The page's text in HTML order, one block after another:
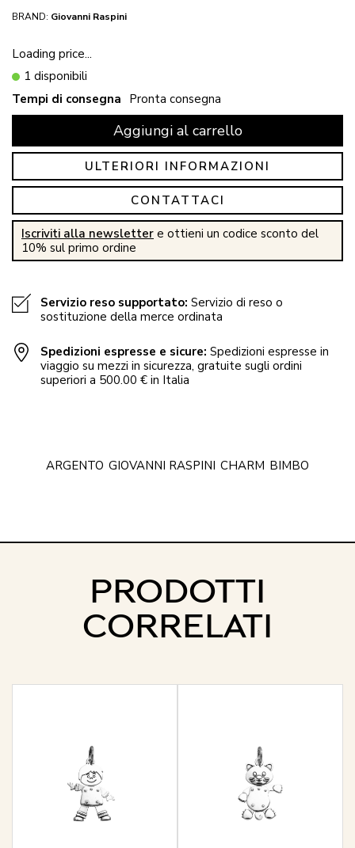
BRAND: Giovanni Raspini
Loading price...
1 disponibili
Tempi di consegna Pronta consegna
Aggiungi al carrello
ULTERIORI INFORMAZIONI
CONTATTACI
Iscriviti alla newsletter e ottieni un codice sconto del
10% sul primo ordine
Servizio reso supportato: Servizio di reso o
sostituzione della merce ordinata
Spedizioni espresse e sicure: Spedizioni espresse in
viaggio su mezzi in sicurezza, gratuite sugli ordini
superiori a 500.00 € in Italia
ARGENTO GIOVANNI RASPINI CHARM BIMBO
PRODOTTI
CORRELATI